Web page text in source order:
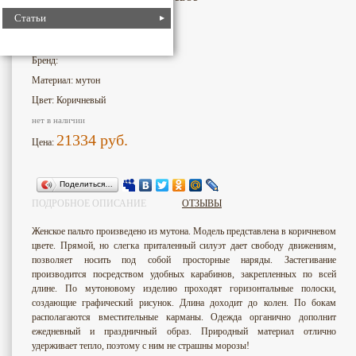
Статьи
Бренд:
Материал: мутон
Цвет: Коричневый
нет в наличии
Цена: 21334 руб.
Поделиться…
ПОДРОБНОЕ ОПИСАНИЕ ОТЗЫВЫ
Женское пальто произведено из мутона. Модель представлена в коричневом
цвете. Прямой, но слегка приталенный силуэт дает свободу движениям,
позволяет носить под собой просторные наряды. Застегивание
производится посредством удобных карабинов, закрепленных по всей
длине. По мутоновому изделию проходят горизонтальные полоски,
создающие графический рисунок. Длина доходит до колен. По бокам
располагаются вместительные карманы. Одежда органично дополнит
ежедневный и праздничный образ. Природный материал отлично
удерживает тепло, поэтому с ним не страшны морозы!